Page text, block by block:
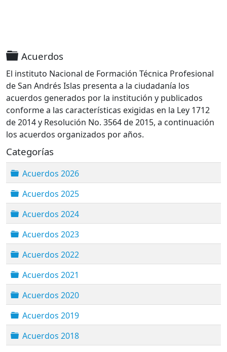
Carpeta
Acuerdos
El instituto Nacional de Formación Técnica Profesional
de San Andrés Islas presenta a la ciudadanía los
acuerdos generados por la institución y publicados
conforme a las características exigidas en la Ley 1712
de 2014 y Resolución No. 3564 de 2015, a continuación
los acuerdos organizados por años.
Categorías
Carpeta
Acuerdos 2026
Carpeta
Acuerdos 2025
Carpeta
Acuerdos 2024
Carpeta
Acuerdos 2023
Carpeta
Acuerdos 2022
Carpeta
Acuerdos 2021
Carpeta
Acuerdos 2020
Carpeta
Acuerdos 2019
Carpeta
Acuerdos 2018